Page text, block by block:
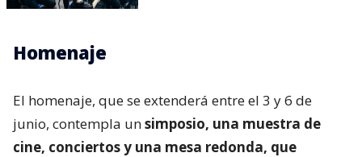
Homenaje
El homenaje, que se extenderá entre el 3 y 6 de
junio, contempla unsimposio, una muestra de
cine, conciertos y una mesa redonda, que